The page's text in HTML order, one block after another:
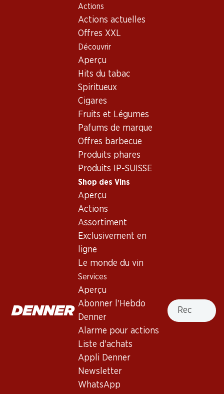
Actions
Actions actuelles
Offres XXL
Découvrir
Aperçu
Hits du tabac
Spiritueux
Cigares
Fruits et Légumes
Pafums de marque
Offres barbecue
Produits phares
Produits IP-SUISSE
Shop des Vins
Aperçu
Actions
Assortiment
Exclusivement en
ligne
Le monde du vin
Services
Aperçu
Abonner l'Hebdo
Denner
Alarme pour actions
Liste d'achats
Appli Denner
Newsletter
WhatsApp
Recherche
Shop des Vins
Pinot Grigio
Giulia Pinot Grigio delle
Monte del Castello Pinot
Bouteille: 1.95
4 produits